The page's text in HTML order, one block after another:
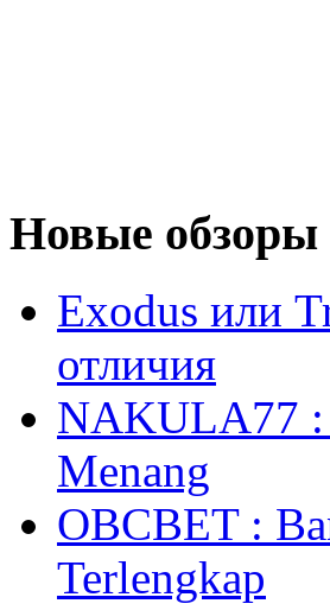
Новые обзоры
Exodus или
отличия
NAKULA77 :
Menang
OBCBET :
Terlengkap